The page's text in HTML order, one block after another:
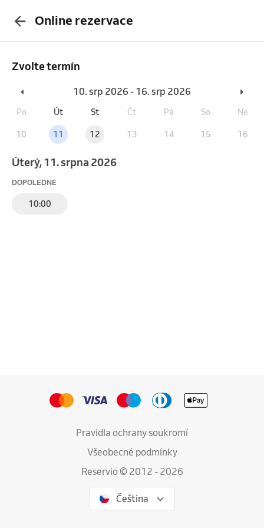
Online rezervace
Zvolte termín
10. srp 2026 - 16. srp 2026
Po Út St Čt Pá So Ne
10 11 12 13 14 15 16
úterý, 11. srpna 2026
DOPOLEDNE
10:00
Pravidla ochrany soukromí
Všeobecné podmínky
Reservio © 2012 - 2026
Čeština